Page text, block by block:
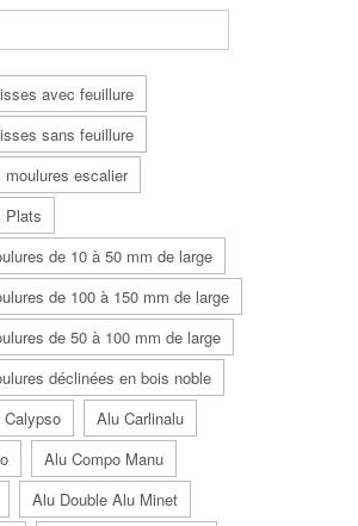
avec feuillure
sans feuillure
escalier
Plats
de 10 à 50 mm de large
de 100 à 150 mm de large
de 50 à 100 mm de large
déclinées en bois noble
Calypso
Alu Carlinalu
Alu Compo Manu
Alu Double Alu Minet